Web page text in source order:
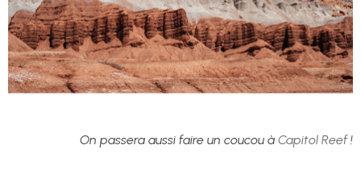
On passera aussi faire un coucou à Capitol Reef!